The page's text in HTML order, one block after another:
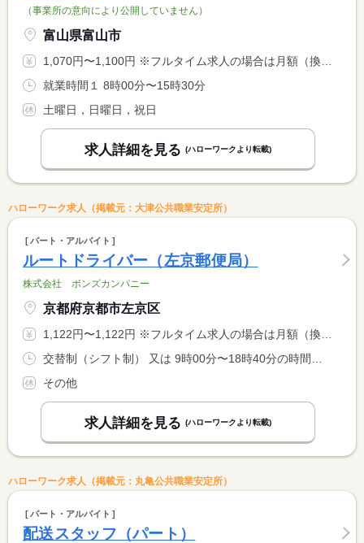
（事業所の意向により公開していません）
富山県富山市
1,070円〜1,100円 ※フルタイム求人の場合は月額（換算額）、パート求人の場合は時間額を表示しています。
就業時間１ 8時00分〜15時30分
土曜日，日曜日，祝日
求人詳細を見る (ハローワークより転載)
ハローワーク求人（掲載元：大津公共職業安定所）
パート・アルバイト
ルートドライバー（左京郵便局）
株式会社 ボンズカンパニー
京都府京都市左京区
1,122円〜1,122円 ※フルタイム求人の場合は月額（換算額）、パート求人の場合は時間額を表示しています。
その他
求人詳細を見る (ハローワークより転載)
ハローワーク求人（掲載元：丸亀公共職業安定所）
パート・アルバイト
配送スタッフ（パート）